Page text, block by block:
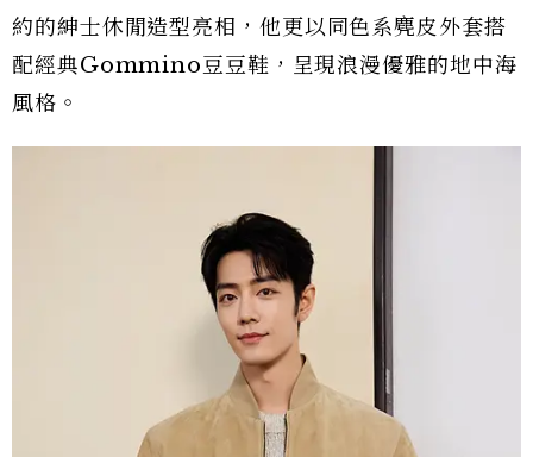
約的紳士休閒造型亮相，他更以同色系麂皮外套搭
配經典Gommino豆豆鞋，呈現浪漫優雅的地中海
風格。